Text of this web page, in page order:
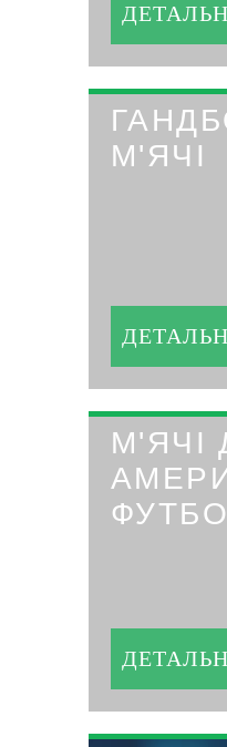
М'ЯЧІ
М'ЯЧІ